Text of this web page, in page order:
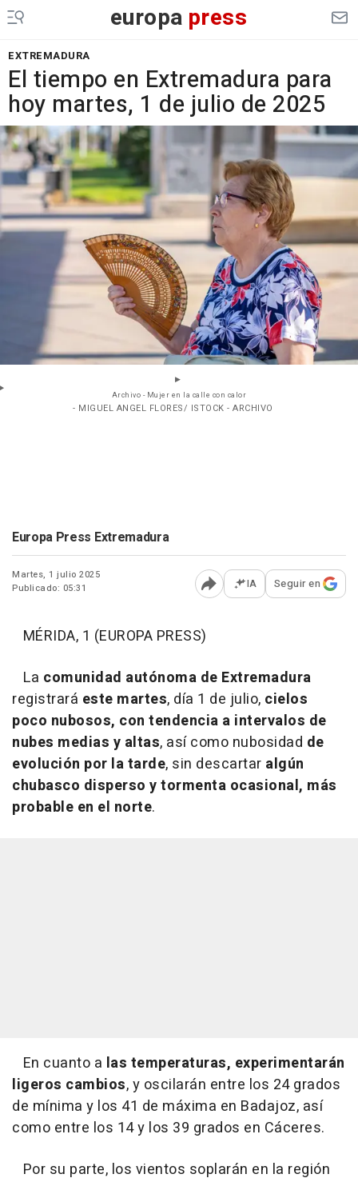
europa press
EXTREMADURA
El tiempo en Extremadura para
hoy martes, 1 de julio de 2025
Archivo - Mujer en la calle con calor
- MIGUEL ANGEL FLORES/ ISTOCK - ARCHIVO
Europa Press Extremadura
Martes, 1 julio 2025
Publicado: 05:31
Abrir opciones para
IA Seguir en
MÉRIDA, 1 (EUROPA PRESS)
La comunidad autónoma de Extremadura
registrará este martes, día 1 de julio, cielos
poco nubosos, con tendencia a intervalos de
nubes medias y altas, así como nubosidad de
evolución por la tarde, sin descartar algún
chubasco disperso y tormenta ocasional, más
probable en el norte.
En cuanto a las temperaturas, experimentarán
ligeros cambios, y oscilarán entre los 24 grados
de mínima y los 41 de máxima en Badajoz, así
como entre los 14 y los 39 grados en Cáceres.
Por su parte, los vientos soplarán en la región